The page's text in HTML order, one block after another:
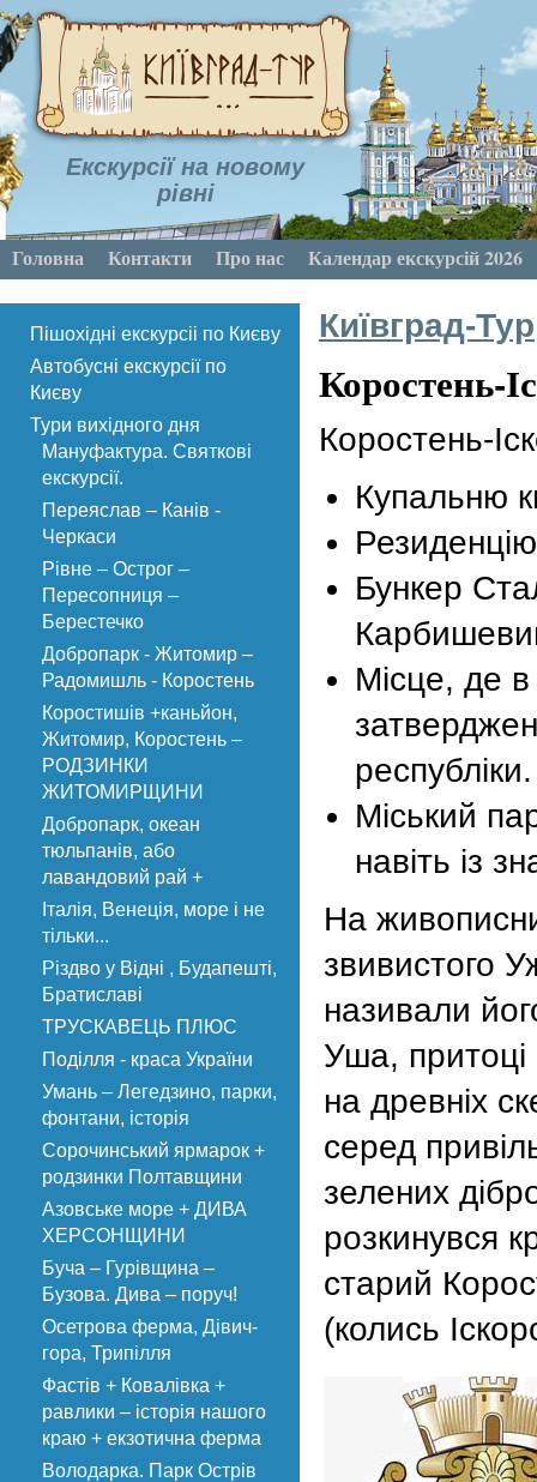
Екскурсії на новому
рівні
Головна Контакти Про нас Календар екскурсій 2026
Пішохідні екскурсіі по Києву
Автобусні екскурсії по
Києву
Тури вихідного дня
Мануфактура. Святкові
екскурсії.
Переяслав – Канів -
Черкаси
Рівне – Острог –
Пересопниця –
Берестечко
Добропарк - Житомир –
Радомишль - Коростень
Коростишів +каньйон,
Житомир, Коростень –
РОДЗИНКИ
ЖИТОМИРЩИНИ
Добропарк, океан
тюльпанів, або
лавандовий рай +
Італія, Венеція, море і не
тільки...
Різдво у Відні , Будапешті,
Братиславі
ТРУСКАВЕЦЬ ПЛЮС
Поділля - краса України
Умань – Легедзино, парки,
фонтани, історія
Сорочинський ярмарок +
родзинки Полтавщини
Азовське море + ДИВА
ХЕРСОНЩИНИ
Буча – Гурівщина –
Бузова. Дива – поруч!
Осетрова ферма, Дівич-
гора, Трипілля
Фастів + Ковалівка +
равлики – історія нашого
краю + екзотична ферма
Володарка. Парк Острів
Київград-Тур
Коростень-
Коростень-
Купальню
Бункер
Місце, де в
республіки.
Міський
навіть із
На
звивистого
називали
Уша, притоці
на древніх
серед
зелених
розкинувся
старий
(колись